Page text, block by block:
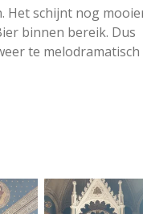
Het schijnt nog
binnen bereik. Dus
te melodramatisch